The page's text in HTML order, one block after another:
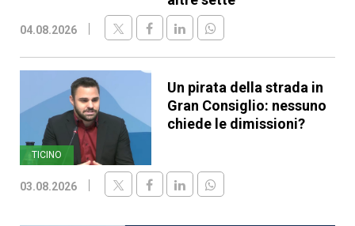
04.08.2026
TICINO
Un pirata della strada in
Gran Consiglio: nessuno
chiede le dimissioni?
03.08.2026